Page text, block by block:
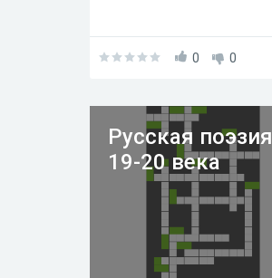
0 0
Русская поэзия
19-20 века